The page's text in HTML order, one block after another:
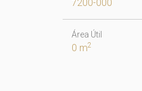
7200-000
Área Útil
0 m2